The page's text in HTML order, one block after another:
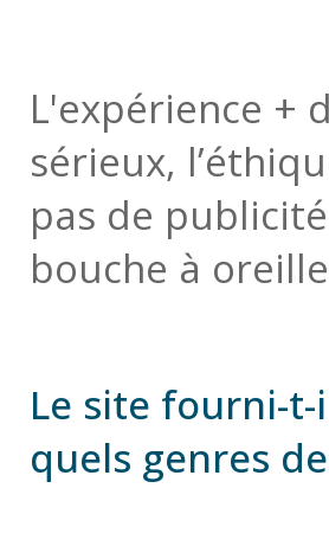
L'expérience +
sérieux,
pas de
bouche à
Le site fourni-t-
quels genres